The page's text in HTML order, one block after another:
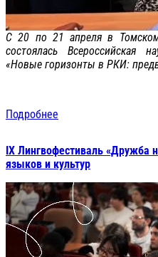
С 20 по 21 апреля в Томском
состоялась Всероссийская
«Новые горизонты в РКИ:
Подробнее
IX Лингвофестиваль «Дружба
языков и культур